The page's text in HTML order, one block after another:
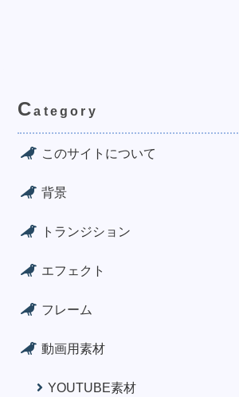
Category
このサイトについて
背景
トランジション
エフェクト
フレーム
動画用素材
YOUTUBE素材